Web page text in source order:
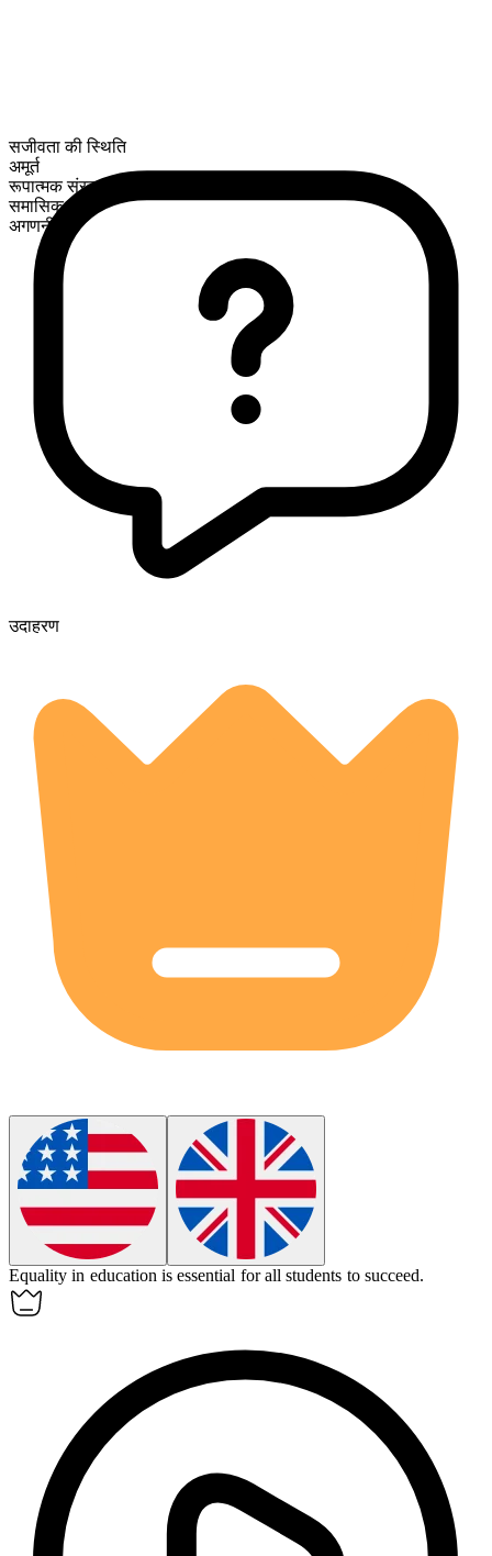
सजीवता की स्थिति
अमूर्त
रूपात्मक संरचना
समासिक
अगणनीय
उदाहरण
Equality in education is essential for all students to succeed.